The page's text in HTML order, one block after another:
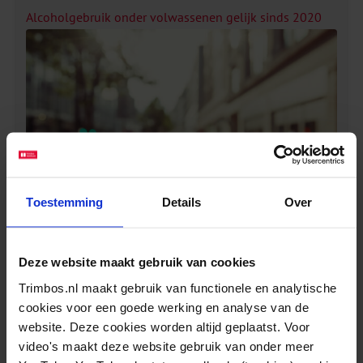
Toestemming Details Over
Deze website maakt gebruik van cookies
Trimbos.nl maakt gebruik van functionele en analytische
cookies voor een goede werking en analyse van de
website. Deze cookies worden altijd geplaatst. Voor
video's maakt deze website gebruik van onder meer
Alcoholgebruik onder volwassenen gelijk sinds 2020
Bijna 8 op de 10 volwassenen drinkt weleens
alcohol. Minder dan de helft (43,5%) van de
volwassen Nederlanders houdt zich aan het
advies van de Gezondheidsraad “Drink geen
Lees meer